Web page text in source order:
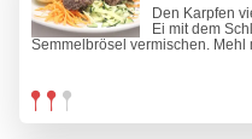
Den Karpfen
Ei mit dem
Semmelbrösel vermischen. Mehl